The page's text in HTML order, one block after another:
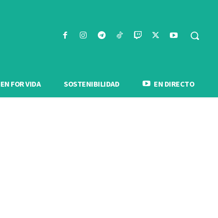
FOR VIDA SOSTENIBILIDAD EN DIRECTO